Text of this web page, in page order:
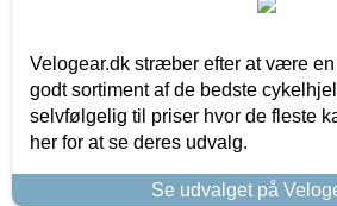
Velogear.dk stræber efter at være
godt sortiment af de bedste
selvfølgelig til priser hvor de fleste
her for at se deres udvalg.
Se udvalget på